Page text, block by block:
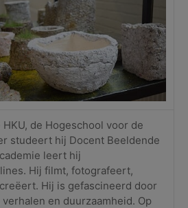
de Hogeschool voor de
studeert hij Docent Beeldende
leert hij
Hij filmt, fotografeert,
Hij is gefascineerd door
en duurzaamheid. Op